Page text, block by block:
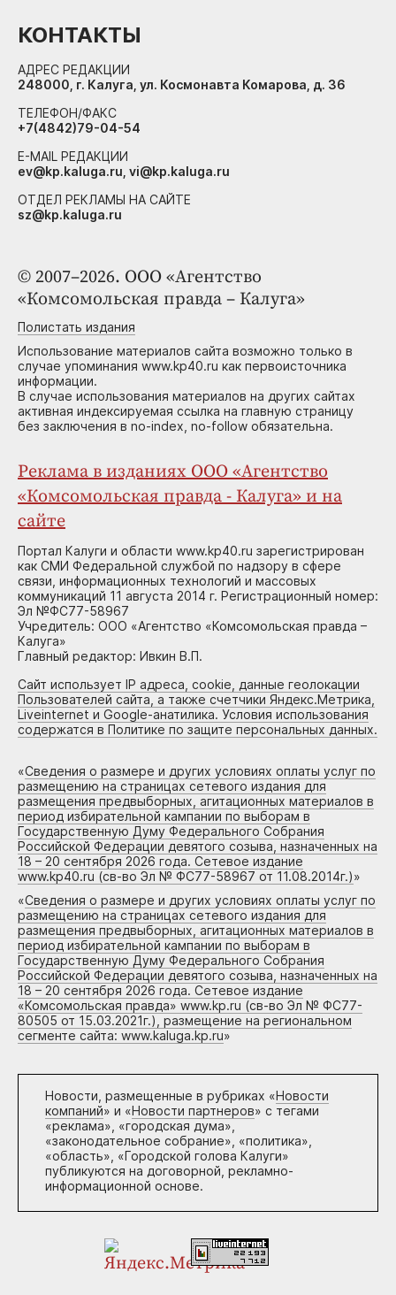
© 2007–2026. ООО «Агентство
«Комсомольская правда – Калуга»
Полистать издания
Использование материалов сайта возможно только в
случае упоминания www.kp40.ru как первоисточника
информации.
В случае использования материалов на других сайтах
активная индексируемая ссылка на главную страницу
без заключения в no-index, no-follow обязательна.
Реклама в изданиях ООО «Агентство
«Комсомольская правда - Калуга» и на
сайте
Портал Калуги и области www.kp40.ru зарегистрирован
как СМИ Федеральной службой по надзору в сфере
связи, информационных технологий и массовых
коммуникаций 11 августа 2014 г. Регистрационный номер:
Эл №ФС77-58967
Учредитель: ООО «Агентство «Комсомольская правда –
Калуга»
Главный редактор: Ивкин В.П.
Сайт использует IP адреса, cookie, данные геолокации
Пользователей сайта, а также счетчики Яндекс.Метрика,
Liveinternet и Google-анатилика. Условия использования
содержатся в Политике по защите персональных данных.
«Сведения о размере и других условиях оплаты услуг по
размещению на страницах сетевого издания для
размещения предвыборных, агитационных материалов в
период избирательной кампании по выборам в
Государственную Думу Федерального Собрания
Российской Федерации девятого созыва, назначенных на
18 – 20 сентября 2026 года. Сетевое издание
www.kp40.ru (св-во Эл № ФС77-58967 от 11.08.2014г.)»
«Сведения о размере и других условиях оплаты услуг по
размещению на страницах сетевого издания для
размещения предвыборных, агитационных материалов в
период избирательной кампании по выборам в
Государственную Думу Федерального Собрания
Российской Федерации девятого созыва, назначенных на
18 – 20 сентября 2026 года. Сетевое издание
«Комсомольская правда» www.kp.ru (св-во Эл № ФС77-
80505 от 15.03.2021г.), размещение на региональном
сегменте сайта: www.kaluga.kp.ru»
Новости, размещенные в рубриках «Новости
компаний» и «Новости партнеров» с тегами
«реклама», «городская дума»,
«законодательное собрание», «политика»,
«область», «Городской голова Калуги»
публикуются на договорной, рекламно-
информационной основе.
КОНТАКТЫ
АДРЕС РЕДАКЦИИ
248000, г. Калуга, ул. Космонавта Комарова, д. 36
ТЕЛЕФОН/ФАКС
+7(4842)79-04-54
E-MAIL РЕДАКЦИИ
ev@kp.kaluga.ru, vi@kp.kaluga.ru
ОТДЕЛ РЕКЛАМЫ НА САЙТЕ
sz@kp.kaluga.ru